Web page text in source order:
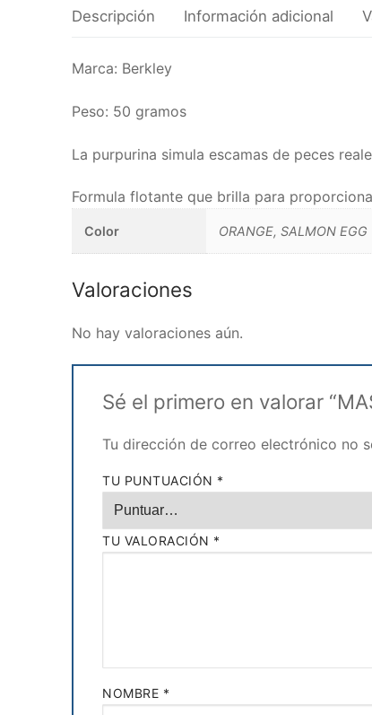
Descripción Información adicional
Marca: Berkley
Peso: 50 gramos
La purpurina simula escamas de peces
Formula flotante que brilla para
Color ORANGE, SALMON EGG
Valoraciones
No hay valoraciones aún.
Sé el primero en valorar
Tu dirección de correo electrónico no
TU PUNTUACIÓN *
TU VALORACIÓN *
NOMBRE *